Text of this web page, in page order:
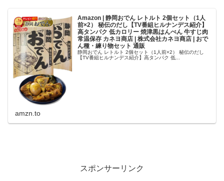
Amazon | 静岡おでん レトルト 2個セット（1人
前×2） 秘伝のだし【TV番組ヒルナンデス紹介】
高タンパク 低カロリー 焼津黒はんぺん 牛すじ肉
常温保存 カネヨ商店 | 株式会社カネヨ商店 | おで
ん種・練り物セット 通販
静岡おでん レトルト 2個セット（1人前×2） 秘伝のだし
【TV番組ヒルナンデス紹介】高タンパク 低...
amzn.to
スポンサーリンク